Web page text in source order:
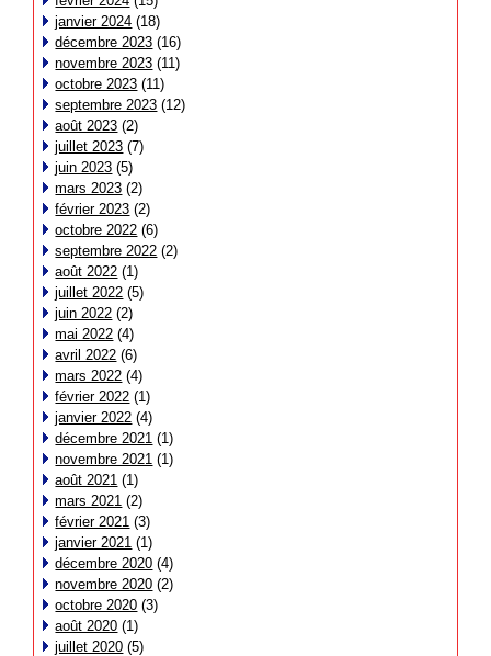
janvier 2024 (18)
décembre 2023 (16)
novembre 2023 (11)
octobre 2023 (11)
septembre 2023 (12)
août 2023 (2)
juillet 2023 (7)
juin 2023 (5)
mars 2023 (2)
février 2023 (2)
octobre 2022 (6)
septembre 2022 (2)
août 2022 (1)
juillet 2022 (5)
juin 2022 (2)
mai 2022 (4)
avril 2022 (6)
mars 2022 (4)
février 2022 (1)
janvier 2022 (4)
décembre 2021 (1)
novembre 2021 (1)
août 2021 (1)
mars 2021 (2)
février 2021 (3)
janvier 2021 (1)
décembre 2020 (4)
novembre 2020 (2)
octobre 2020 (3)
août 2020 (1)
juillet 2020 (5)